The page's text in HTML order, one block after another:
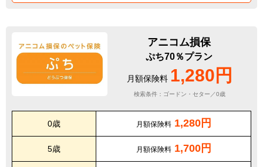
アニコム損保
ぷち70％プラン
月額保険料 1,280円
検索条件：ゴードン・セター／0歳
0歳 月額保険料 1,280円
5歳 月額保険料 1,700円